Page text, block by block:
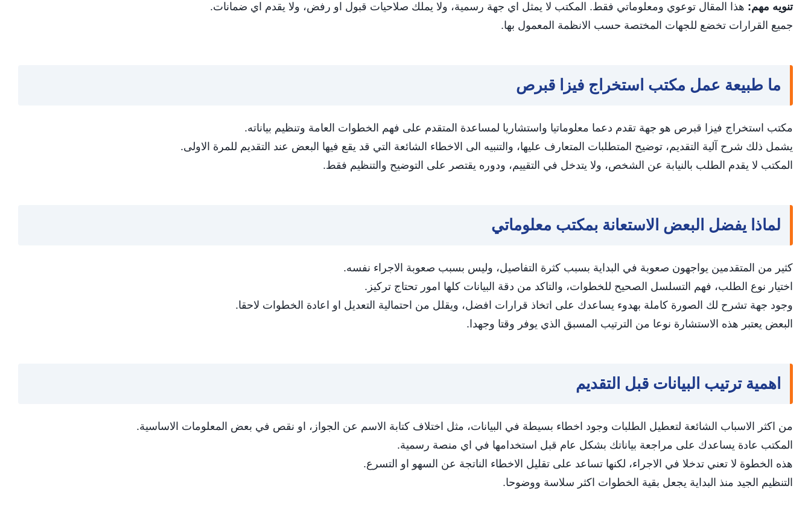
تنويه مهم: هذا المقال توعوي ومعلوماتي فقط. المكتب لا يمثل اي جهة رسمية، ولا يملك صلاحيات قبول او رفض، ولا يقدم اي ضمانات.
جميع القرارات تخضع للجهات المختصة حسب الانظمة المعمول بها.
ما طبيعة عمل مكتب استخراج فيزا قبرص
مكتب استخراج فيزا قبرص هو جهة تقدم دعما معلوماتيا واستشاريا لمساعدة المتقدم على فهم الخطوات العامة وتنظيم بياناته.
يشمل ذلك شرح آلية التقديم، توضيح المتطلبات المتعارف عليها، والتنبيه الى الاخطاء الشائعة التي قد يقع فيها البعض عند التقديم للمرة الاولى.
المكتب لا يقدم الطلب بالنيابة عن الشخص، ولا يتدخل في التقييم، ودوره يقتصر على التوضيح والتنظيم فقط.
لماذا يفضل البعض الاستعانة بمكتب معلوماتي
كثير من المتقدمين يواجهون صعوبة في البداية بسبب كثرة التفاصيل، وليس بسبب صعوبة الاجراء نفسه.
اختيار نوع الطلب، فهم التسلسل الصحيح للخطوات، والتاكد من دقة البيانات كلها امور تحتاج تركيز.
وجود جهة تشرح لك الصورة كاملة بهدوء يساعدك على اتخاذ قرارات افضل، ويقلل من احتمالية التعديل او اعادة الخطوات لاحقا.
البعض يعتبر هذه الاستشارة نوعا من الترتيب المسبق الذي يوفر وقتا وجهدا.
اهمية ترتيب البيانات قبل التقديم
من اكثر الاسباب الشائعة لتعطيل الطلبات وجود اخطاء بسيطة في البيانات، مثل اختلاف كتابة الاسم عن الجواز، او نقص في بعض المعلومات الاساسية.
المكتب عادة يساعدك على مراجعة بياناتك بشكل عام قبل استخدامها في اي منصة رسمية.
هذه الخطوة لا تعني تدخلا في الاجراء، لكنها تساعد على تقليل الاخطاء الناتجة عن السهو او التسرع.
التنظيم الجيد منذ البداية يجعل بقية الخطوات اكثر سلاسة ووضوحا.